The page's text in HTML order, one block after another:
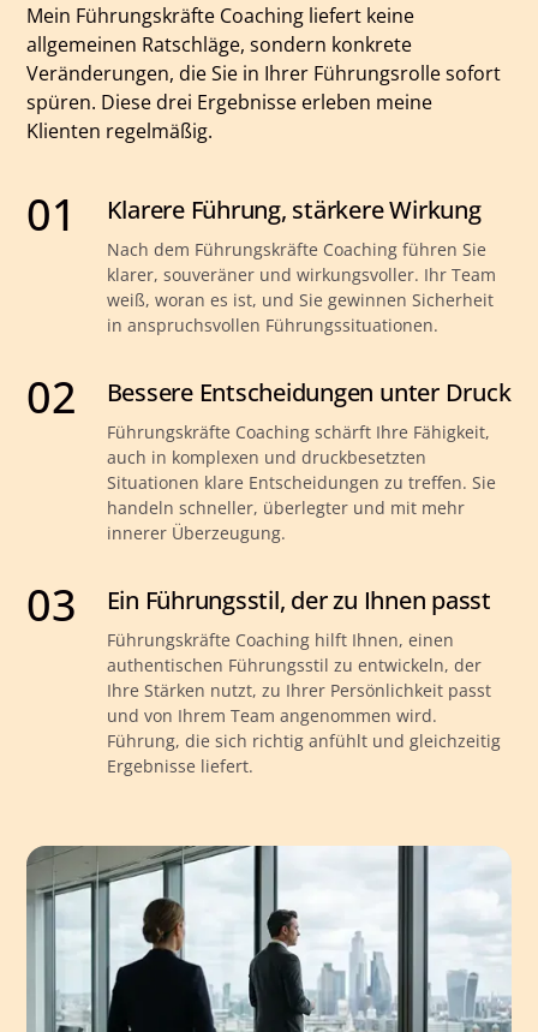
Mein Führungskräfte Coaching liefert keine
allgemeinen Ratschläge, sondern konkrete
Veränderungen, die Sie in Ihrer Führungsrolle sofort
spüren. Diese drei Ergebnisse erleben meine
Klienten regelmäßig.
01 Klarere Führung, stärkere Wirkung
Nach dem Führungskräfte Coaching führen Sie
klarer, souveräner und wirkungsvoller. Ihr Team
weiß, woran es ist, und Sie gewinnen Sicherheit
in anspruchsvollen Führungssituationen.
02 Bessere Entscheidungen unter Druck
Führungskräfte Coaching schärft Ihre Fähigkeit,
auch in komplexen und druckbesetzten
Situationen klare Entscheidungen zu treffen. Sie
handeln schneller, überlegter und mit mehr
innerer Überzeugung.
03 Ein Führungsstil, der zu Ihnen passt
Führungskräfte Coaching hilft Ihnen, einen
authentischen Führungsstil zu entwickeln, der
Ihre Stärken nutzt, zu Ihrer Persönlichkeit passt
und von Ihrem Team angenommen wird.
Führung, die sich richtig anfühlt und gleichzeitig
Ergebnisse liefert.